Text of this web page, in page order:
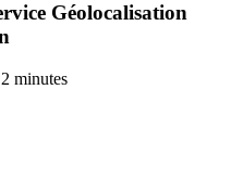
Géolocalisation
minutes